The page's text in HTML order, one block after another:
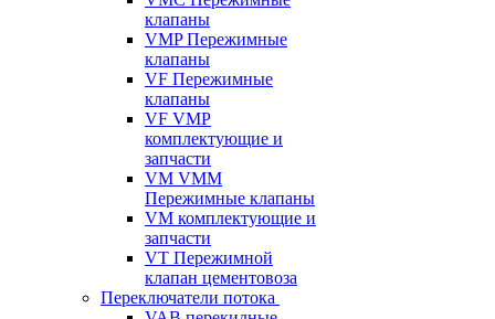
клапаны
VMP Пережимные
клапаны
VF Пережимные
клапаны
VF VMP
комплектующие и
запчасти
VM VMM
Пережимные клапаны
VM комплектующие и
запчасти
VT Пережимной
клапан цементовоза
Переключатели потока